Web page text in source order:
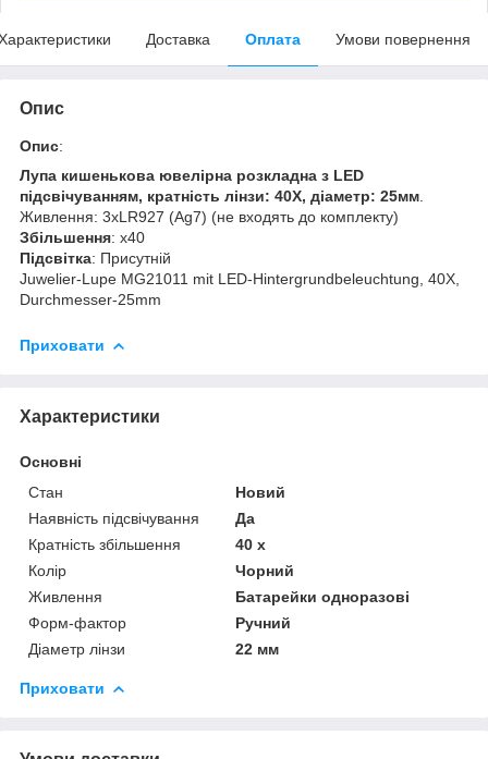
Доставка Оплата Умови повернення
Опис
Опис:
Лупа кишенькова ювелірна розкладна з LED
підсвічуванням, кратність лінзи: 40Х, діаметр: 25мм
Живлення: 3xLR927 (Ag7) (не входять до комплекту)
Збільшення: x40
Підсвітка: Присутній
Juwelier-Lupe MG21011 mit LED-Hintergrundbeleuchtung, 40Х,
Durchmesser-25mm
Приховати
Характеристики
Основні
Стан
Новий
Наявність підсвічування
Да
Кратність збільшення
40 х
Колір
Чорний
Живлення
Батарейки одноразові
Форм-фактор
Ручний
Діаметр лінзи
22 мм
Приховати